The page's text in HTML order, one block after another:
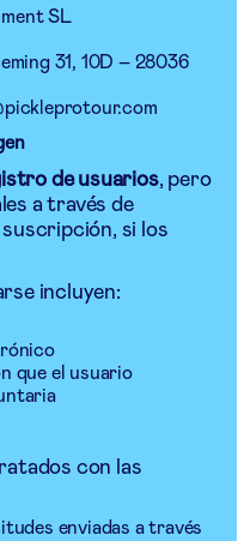
SL
31, 10D – 28036
de usuarios, pero
a través de
si los
incluyen:
que el usuario
con las
enviadas a través